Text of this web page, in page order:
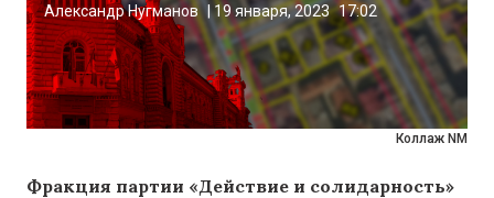
Коллаж NM
Александр Нугманов | 19 января, 2023 17:02
Фракция партии «Действие и солидарность»